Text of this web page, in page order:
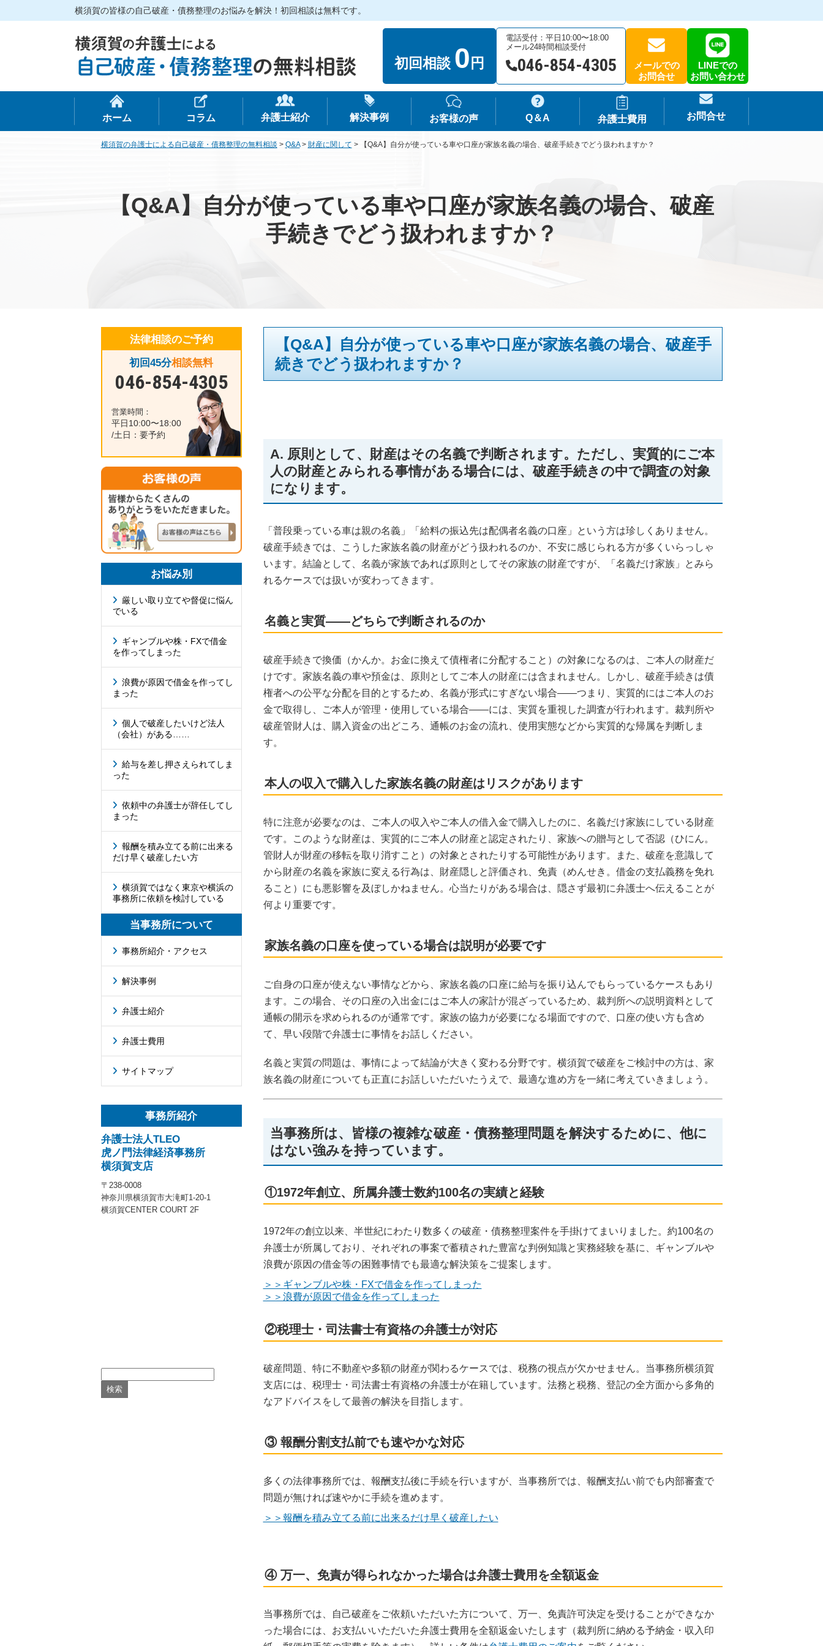
横須賀の皆様の自己破産・債務整理のお悩みを解決！初回相談は無料です。
初回相談 0 円
電話受付：平日10:00〜18:00
メール24時間相談受付
046-854-4305
メールでの
お問合せ
LINEでの
お問い合わせ
ホーム コラム 弁護士紹介 解決事例 お客様の声 Q＆A 弁護士費用 お問合せ
横須賀の弁護士による自己破産・債務整理の無料相談 > Q&A> 財産に関して > 【Q&A】自分が使っている車や口座が家族名義の場合、破産手続きでどう扱われますか？
【Q&A】自分が使っている車や口座が家族名義の場合、破産
手続きでどう扱われますか？
法律相談のご予約
初回45分相談無料
046-854-4305
営業時間：
平日10:00〜18:00
/土日：要予約
お悩み別
厳しい取り立てや督促に悩ん
でいる
ギャンブルや株・FXで借金
を作ってしまった
浪費が原因で借金を作ってし
まった
個人で破産したいけど法人
（会社）がある……
給与を差し押さえられてしま
った
依頼中の弁護士が辞任してし
まった
報酬を積み立てる前に出来る
だけ早く破産したい方
横須賀ではなく東京や横浜の
事務所に依頼を検討している
当事務所について
事務所紹介・アクセス
解決事例
弁護士紹介
弁護士費用
サイトマップ
事務所紹介
弁護士法人TLEO
虎ノ門法律経済事務所
横須賀支店
〒238-0008
神奈川県横須賀市大滝町1-20-1
横須賀CENTER COURT 2F
【Q&A】自分が使っている車や口座が家族名義の場合、破産手
続きでどう扱われますか？
A. 原則として、財産はその名義で判断されます。ただし、実質的にご本
人の財産とみられる事情がある場合には、破産手続きの中で調査の対象
になります。
「普段乗っている車は親の名義」「給料の振込先は配偶者名義の口座」という方は珍しくありません。
破産手続きでは、こうした家族名義の財産がどう扱われるのか、不安に感じられる方が多くいらっしゃ
います。結論として、名義が家族であれば原則としてその家族の財産ですが、「名義だけ家族」とみら
れるケースでは扱いが変わってきます。
名義と実質——どちらで判断されるのか
破産手続きで換価（かんか。お金に換えて債権者に分配すること）の対象になるのは、ご本人の財産だ
けです。家族名義の車や預金は、原則としてご本人の財産には含まれません。しかし、破産手続きは債
権者への公平な分配を目的とするため、名義が形式にすぎない場合——つまり、実質的にはご本人のお
金で取得し、ご本人が管理・使用している場合——には、実質を重視した調査が行われます。裁判所や
破産管財人は、購入資金の出どころ、通帳のお金の流れ、使用実態などから実質的な帰属を判断しま
す。
本人の収入で購入した家族名義の財産はリスクがあります
特に注意が必要なのは、ご本人の収入やご本人の借入金で購入したのに、名義だけ家族にしている財産
です。このような財産は、実質的にご本人の財産と認定されたり、家族への贈与として否認（ひにん。
管財人が財産の移転を取り消すこと）の対象とされたりする可能性があります。また、破産を意識して
から財産の名義を家族に変える行為は、財産隠しと評価され、免責（めんせき。借金の支払義務を免れ
ること）にも悪影響を及ぼしかねません。心当たりがある場合は、隠さず最初に弁護士へ伝えることが
何より重要です。
家族名義の口座を使っている場合は説明が必要です
ご自身の口座が使えない事情などから、家族名義の口座に給与を振り込んでもらっているケースもあり
ます。この場合、その口座の入出金にはご本人の家計が混ざっているため、裁判所への説明資料として
通帳の開示を求められるのが通常です。家族の協力が必要になる場面ですので、口座の使い方も含め
て、早い段階で弁護士に事情をお話しください。
名義と実質の問題は、事情によって結論が大きく変わる分野です。横須賀で破産をご検討中の方は、家
族名義の財産についても正直にお話しいただいたうえで、最適な進め方を一緒に考えていきましょう。
当事務所は、皆様の複雑な破産・債務整理問題を解決するために、他に
はない強みを持っています。
①1972年創立、所属弁護士数約100名の実績と経験
1972年の創立以来、半世紀にわたり数多くの破産・債務整理案件を手掛けてまいりました。約100名の
弁護士が所属しており、それぞれの事案で蓄積された豊富な判例知識と実務経験を基に、ギャンブルや
浪費が原因の借金等の困難事情でも最適な解決策をご提案します。
＞＞ギャンブルや株・FXで借金を作ってしまった
＞＞浪費が原因で借金を作ってしまった
②税理士・司法書士有資格の弁護士が対応
破産問題、特に不動産や多額の財産が関わるケースでは、税務の視点が欠かせません。当事務所横須賀
支店には、税理士・司法書士有資格の弁護士が在籍しています。法務と税務、登記の全方面から多角的
なアドバイスをして最善の解決を目指します。
③ 報酬分割支払前でも速やかな対応
多くの法律事務所では、報酬支払後に手続を行いますが、当事務所では、報酬支払い前でも内部審査で
問題が無ければ速やかに手続を進めます。
＞＞報酬を積み立てる前に出来るだけ早く破産したい
④ 万一、免責が得られなかった場合は弁護士費用を全額返金
当事務所では、自己破産をご依頼いただいた方について、万一、免責許可決定を受けることができなか
った場合には、お支払いいただいた弁護士費用を全額返金いたします（裁判所に納める予納金・収入印